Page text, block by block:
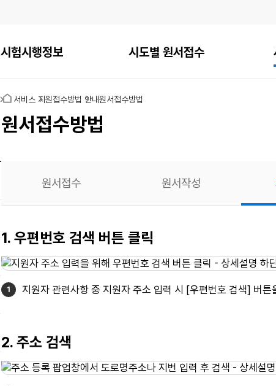
시험시행정보 시도별 원서접수
홈 서비스 지원접수방법 안내원서접수방법
원서접수방법
원서접수 원서작성
지원자
주소
1. 우편번호 검색 버튼 클릭
지원자 관련사항 중 지원자 주소 입력 시 [우편번호 검색] 버
2. 주소 검색